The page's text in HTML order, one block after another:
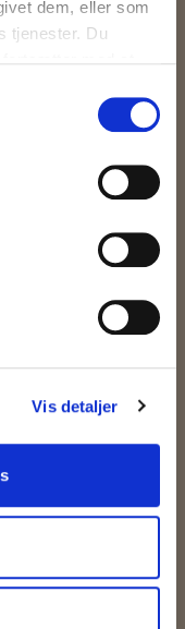
dem, eller som
tjenester. Du
Vis detaljer
af høj kvalitet med fokus